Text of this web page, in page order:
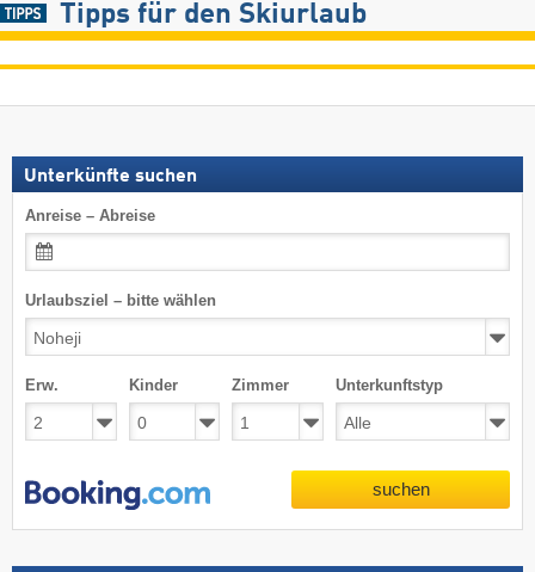
Tipps für den Skiurlaub
Unterkünfte suchen
Anreise – Abreise
Urlaubsziel – bitte wählen
Erw. Kinder Zimmer Unterkunftstyp
suchen